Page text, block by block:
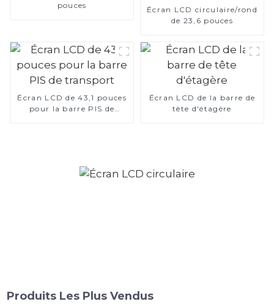
pouces
Écran LCD circulaire/rond
de 23,6 pouces
Écran LCD de 43,1 pouces
pour la barre PIS de
Écran LCD de la barre de
tête d'étagère
Produits Les Plus Vendus